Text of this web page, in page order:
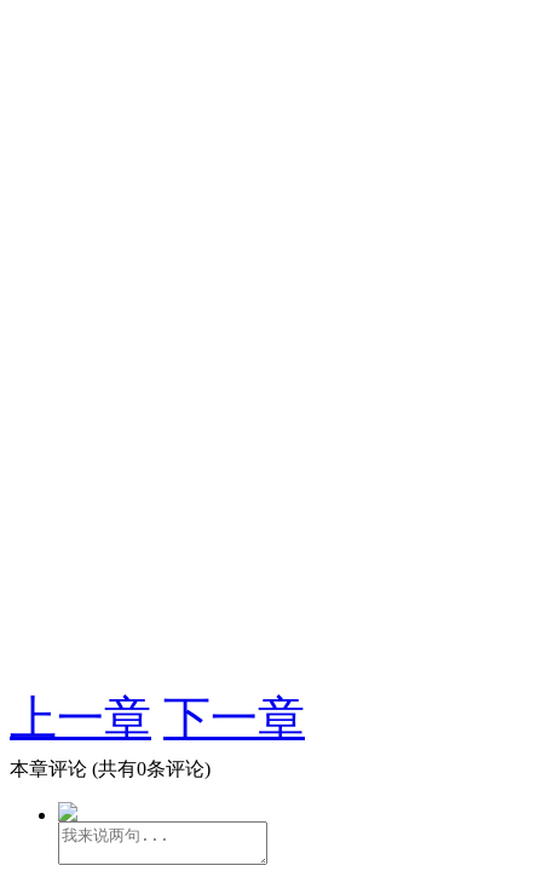
上一章 下一章
本章评论 (共有0条评论)